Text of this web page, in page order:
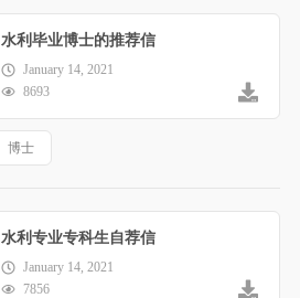
水利毕业博士的推荐信
January 14, 2021
8693
博士
水利专业专科生自荐信
January 14, 2021
7856